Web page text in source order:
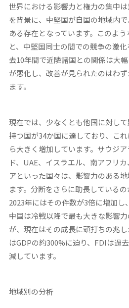
世界における影響力と権力の集中
を背景に、中堅国が自国の地域内
ある存在となっています。このよ
と、中堅国同士の間での競争の激
去10年間で近隣諸国との関係は大
が悪化し、改善が見られたのはわ
ます。
現在では、少なくとも他国に対し
持つ国が34か国に達しており、こ
ら大きく増加しています。サウジ
ド、UAE、イスラエル、南アフリ
アといった国々は、影響力のある
ます。分断をさらに助長しているの
2023年にはその件数が3倍に増加し
中国は冷戦以降で最も大きな影響
が、現在はその成長に頭打ちの兆
はGDPの約300%に迫り、FDIは過
減しています。
地域別の分析